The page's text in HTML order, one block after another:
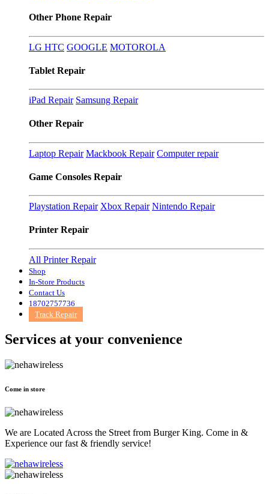
Other Phone Repair
LG HTC GOOGLE MOTOROLA
Tablet Repair
iPad Repair Samsung Repair
Other Repair
Laptop Repair Mackbook Repair Computer repair
Game Consoles Repair
Playstation Repair Xbox Repair Nintendo Repair
Printer Repair
All Printer Repair
Shop
In-Store Products
Contact Us
18702757736
Track Repair
Services at your convenience
Come in store
We are Located Across the Street from Burger King. Come in &
Experience our fast & friendly service!